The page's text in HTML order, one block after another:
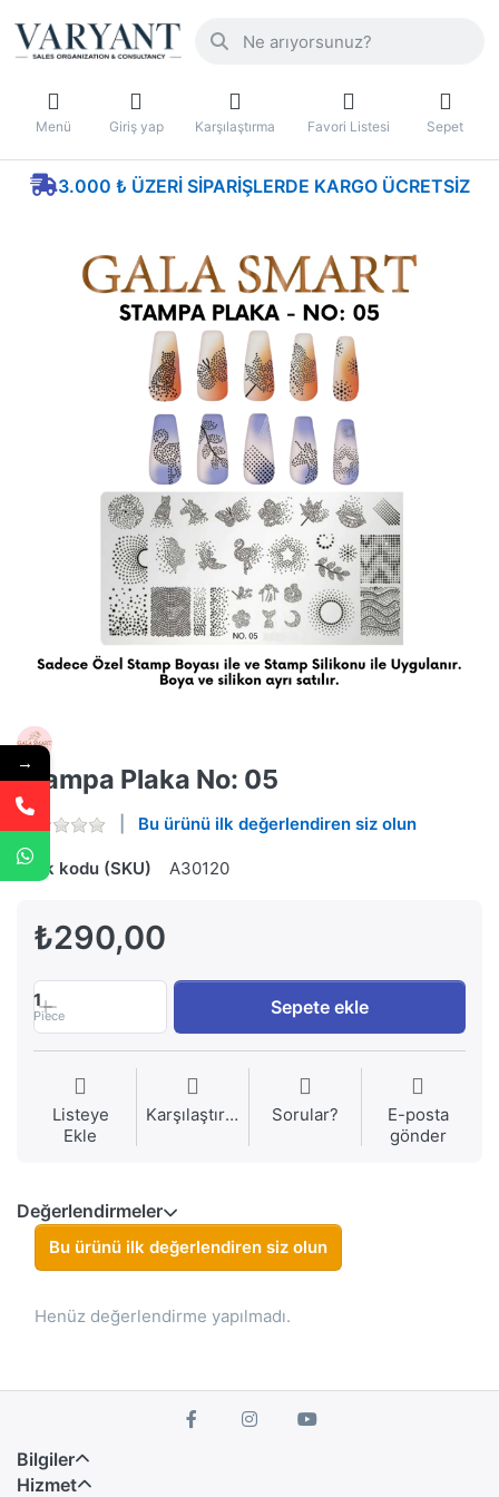
Menü Giriş yap Karşılaştırma Favori Listesi Sepet
3.000 ₺ ÜZERI SIPARIŞLERDE KARGO ÜCRETSIZ
Stampa Plaka No: 05
Bu ürünü ilk değerlendiren siz olun
Stok kodu (SKU) A30120
₺290,00
1
Piece Sepete ekle
Listeye
Ekle
Karşılaştırma Sorular?
E-posta
gönder
Değerlendirmeler
Bu ürünü ilk değerlendiren siz olun
Henüz değerlendirme yapılmadı.
Bilgiler
Hizmet
→